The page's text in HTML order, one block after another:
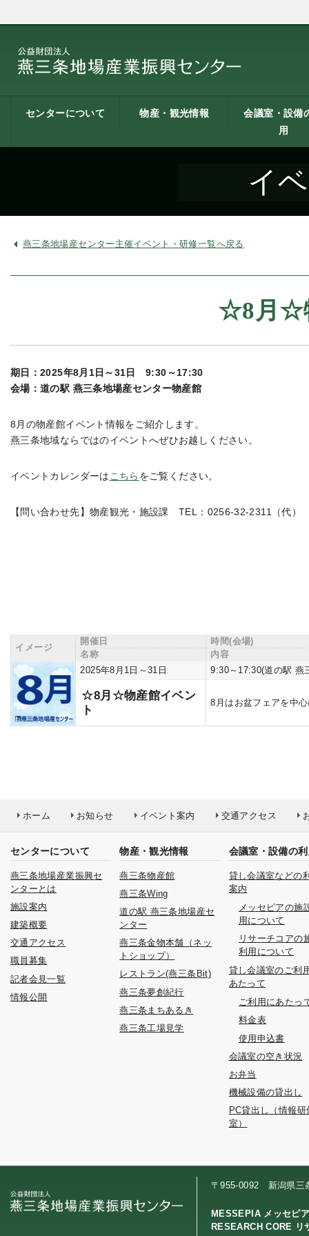
センターについて 物産・観光情報
会議室・設備
用
にあたって
イ
燕三条地場産センター主催イベント・研修一覧へ戻る
☆8月☆
期日：2025年8月1日～31日 9:30～17:30
会場：道の駅 燕三条地場産センター物産館
8月の物産館イベント情報をご紹介します。
燕三条地域ならではのイベントへぜひお越しください。
イベントカレンダーは こちら をご覧ください。
【問い合わせ先】物産観光・施設課 TEL：0256-32-2311（代）
イメージ
開催日
時間(会場)
名称
内容
2025年8月1日～31日
9:30～17:30(道の駅 燕
☆8月☆物産館イベン
ト
8月はお盆フェアを中
ホーム お知らせ イベント案内 交通アクセス
センターについて
燕三条地場産業振興セ
ンターとは
施設案内
建築概要
交通アクセス
職員募集
記者会見一覧
情報公開
物産・観光情報
燕三条物産館
燕三条Wing
道の駅 燕三条地場産セ
ンター
燕三条金物本舗（ネッ
トショップ）
レストラン(燕三条Bit)
燕三条夢創紀行
燕三条まちあるき
燕三条工場見学
会議室・設備の
貸し会議室などの
案内
メッセピアの施
用について
リサーチコアの
利用について
貸し会議室のご利
あたって
ご利用にあたっ
料金表
使用申込書
会議室の空き状況
お弁当
機械設備の貸出し
PC貸出し（情報研
室）
〒955-0092 新潟県三
MESSEPIA メッセピ
RESEARCH CORE リ